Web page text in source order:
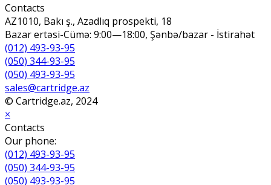
Contacts
AZ1010, Bakı ş., Azadlıq prospekti, 18
Bazar ertəsi-Cümə: 9:00—18:00, Şənbə/bazar - İstirahət
(012) 493-93-95
(050) 344-93-95
(050) 493-93-95
sales@cartridge.az
© Cartridge.az, 2024
×
Contacts
Our phone:
(012) 493-93-95
(050) 344-93-95
(050) 493-93-95